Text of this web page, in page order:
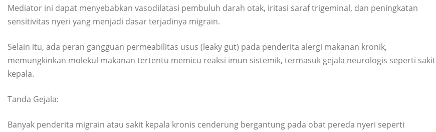
Mediator ini dapat menyebabkan vasodilatasi pembuluh darah otak, iritasi saraf trigeminal, dan peningkatan
sensitivitas nyeri yang menjadi dasar terjadinya migrain.
Selain itu, ada peran gangguan permeabilitas usus (leaky gut) pada penderita alergi makanan kronik,
memungkinkan molekul makanan tertentu memicu reaksi imun sistemik, termasuk gejala neurologis seperti sakit
kepala.
Tanda Gejala:
Banyak penderita migrain atau sakit kepala kronis cenderung bergantung pada obat pereda nyeri seperti